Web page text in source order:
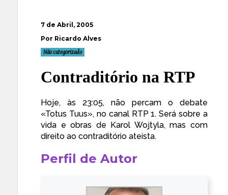
7 de Abril, 2005
Por Ricardo Alves
Não categorizado
Contraditório na RTP
Hoje, às 23:05, não percam o debate
«Totus Tuus», no canal RTP 1. Será sobre a
vida e obras de Karol Wojtyla, mas com
direito ao contraditório ateísta.
Perfil de Autor